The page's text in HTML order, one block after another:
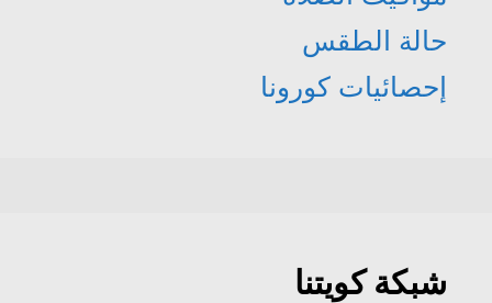
حالة الطقس
إحصائيات كورونا
شبكة كويتنا